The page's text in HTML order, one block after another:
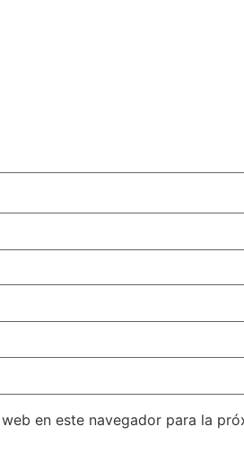
en este navegador para la